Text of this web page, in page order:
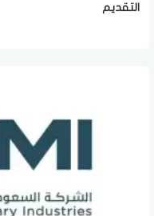
التقديم